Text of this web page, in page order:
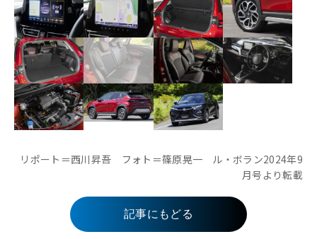
リポート＝西川昇吾 フォト＝篠原晃一 ル・ボラン2024年9
月号より転載
記事にもどる